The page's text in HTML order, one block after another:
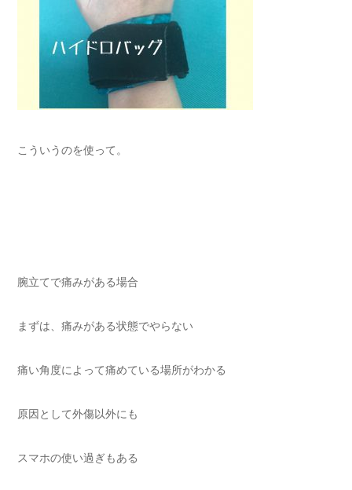
こういうのを使って。
腕立てで痛みがある場合
まずは、痛みがある状態でやらない
痛い角度によって痛めている場所がわかる
原因として外傷以外にも
スマホの使い過ぎもある